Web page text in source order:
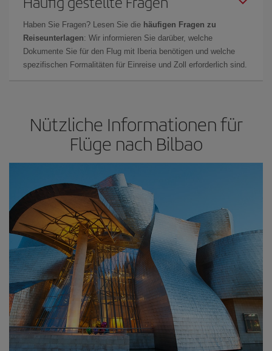
Haben Sie Fragen? Lesen Sie die häufigen Fragen zu
Reiseunterlagen: Wir informieren Sie darüber, welche
Dokumente Sie für den Flug mit Iberia benötigen und welche
spezifischen Formalitäten für Einreise und Zoll erforderlich sind.
Nützliche Informationen für
Flüge nach Bilbao